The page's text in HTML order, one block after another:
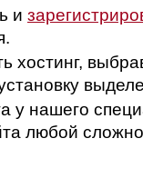
и
хостинг,
у нашего
любой